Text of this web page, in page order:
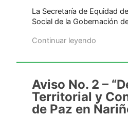
La Secretaría de Equidad
Social de la Gobernación
Continuar leyendo
Aviso No. 2 –
Territorial y
de Paz en